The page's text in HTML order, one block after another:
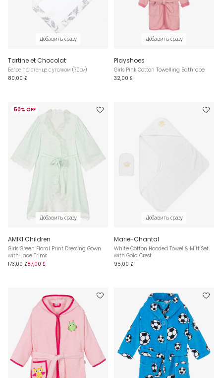
Добавить сразу
Tartine et Chocolat
Белое полотенце с уголком (70см)
80,00 £
Добавить сразу
Playshoes
Girls Pink Cotton Towelling Bathrobe
32,00 £
50% OFF
Добавить сразу
AMIKI Children
Girls Green Floral Print Dressing Gown
with Lace Trims
173,00 £87,00 £
Добавить сразу
Marie-Chantal
White Cotton Hooded Towel & Mitt Set
with Gold Crest
95,00 £